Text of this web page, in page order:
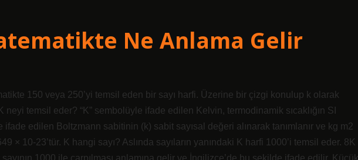
Ne Anlama Gelir
150 veya 250’yi temsil eden bir sayı harfi. Üzerine bir çizgi konulup k olarak
neyi temsil eder? “K” sembolüyle ifade edilen Kelvin, termodinamik sıcaklığın SI
edilen Boltzmann sabitinin (k) sabit sayısal değeri alınarak tanımlanır ve kg m2
× 10-23’tür. K hangi sayı? Aslında sayıların yanındaki K harfi 1000’i temsil eder. 8K
sayının 1000 ile çarpılması anlamına gelir ve İngilizce’de bu şekilde ifade edilir. Küçük